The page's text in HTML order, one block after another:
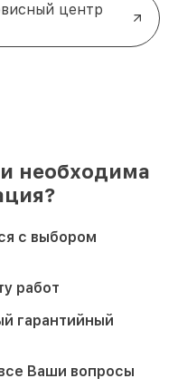
центр
необходима
с выбором
работ
гарантийный
Ваши вопросы